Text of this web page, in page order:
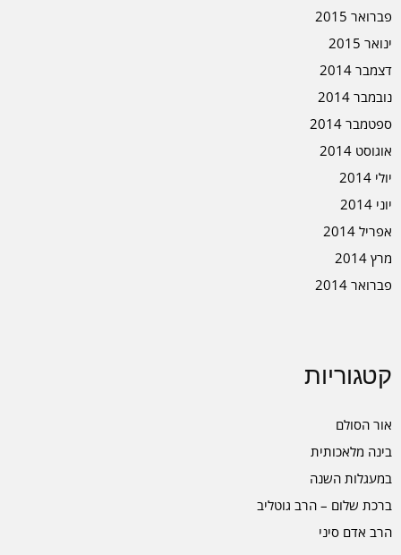
פברואר 2015
ינואר 2015
דצמבר 2014
נובמבר 2014
ספטמבר 2014
אוגוסט 2014
יולי 2014
יוני 2014
אפריל 2014
מרץ 2014
פברואר 2014
קטגוריות
אור הסולם
בינה מלאכותית
במעגלות השנה
ברכת שלום – הרב גוטליב
הרב אדם סיני